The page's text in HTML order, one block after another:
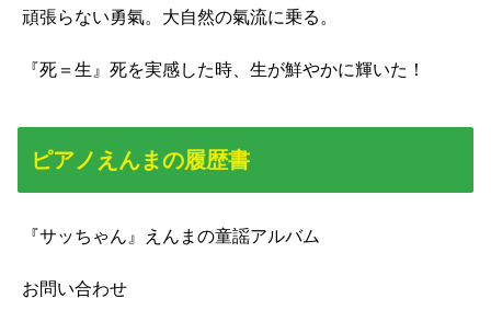
頑張らない勇氣。大自然の氣流に乗る。
『死＝生』死を実感した時、生が鮮やかに輝いた！
ピアノえんまの履歴書
『サッちゃん』えんまの童謡アルバム
お問い合わせ